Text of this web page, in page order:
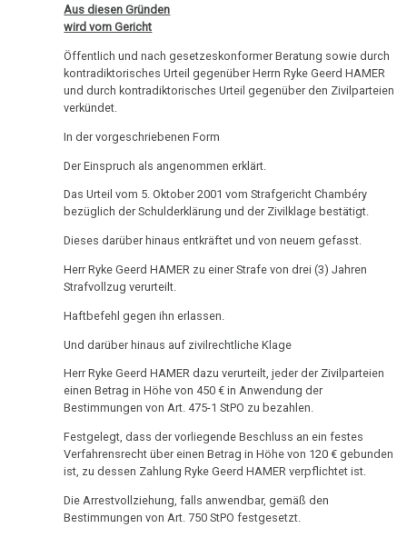
Aus diesen Gründen
wird vom Gericht
Öffentlich und nach gesetzeskonformer Beratung sowie durch
kontradiktorisches Urteil gegenüber Herrn Ryke Geerd HAMER
und durch kontradiktorisches Urteil gegenüber den Zivilparteien
verkündet.
In der vorgeschriebenen Form
Der Einspruch als angenommen erklärt.
Das Urteil vom 5. Oktober 2001 vom Strafgericht Chambéry
bezüglich der Schulderklärung und der Zivilklage bestätigt.
Dieses darüber hinaus entkräftet und von neuem gefasst.
Herr Ryke Geerd HAMER zu einer Strafe von drei (3) Jahren
Strafvollzug verurteilt.
Haftbefehl gegen ihn erlassen.
Und darüber hinaus auf zivilrechtliche Klage
Herr Ryke Geerd HAMER dazu verurteilt, jeder der Zivilparteien
einen Betrag in Höhe von 450 € in Anwendung der
Bestimmungen von Art. 475-1 StPO zu bezahlen.
Festgelegt, dass der vorliegende Beschluss an ein festes
Verfahrensrecht über einen Betrag in Höhe von 120 € gebunden
ist, zu dessen Zahlung Ryke Geerd HAMER verpflichtet ist.
Die Arrestvollziehung, falls anwendbar, gemäß den
Bestimmungen von Art. 750 StPO festgesetzt.